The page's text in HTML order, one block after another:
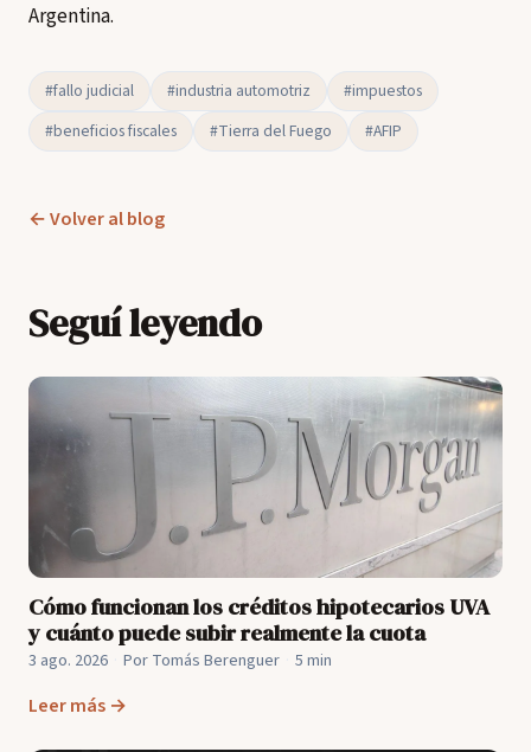
Argentina.
#fallo judicial #industria automotriz
#impuestos
#beneficios fiscales
#Tierra del Fuego #AFIP
← Volver al blog
Seguí leyendo
Cómo funcionan los créditos hipotecarios UVA
y cuánto puede subir realmente la cuota
3 ago. 2026 Por Tomás Berenguer 5 min
Leer más →